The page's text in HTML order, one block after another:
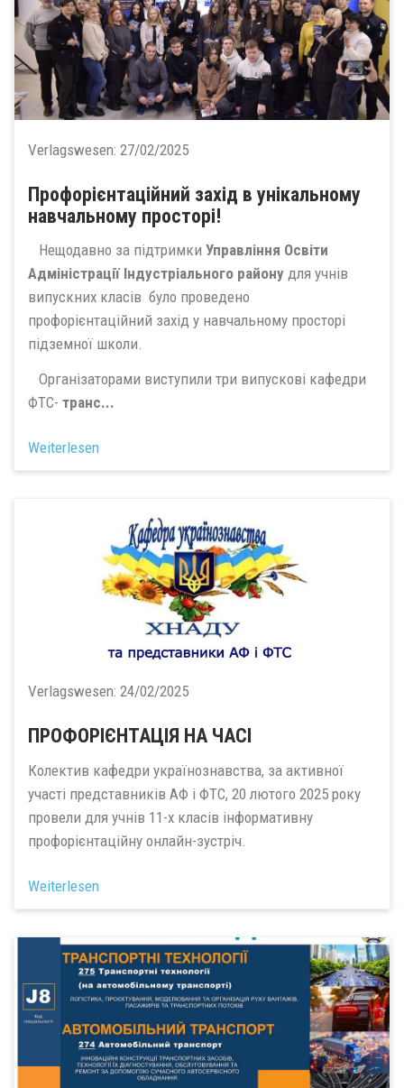
Verlagswesen: 27/02/2025
Профорієнтаційний захід в унікальному
навчальному просторі!
Нещодавно за підтримки Управління Освіти
Адміністрації Індустріального району для учнів
випускних класів було проведено
профорієнтаційний захід у навчальному просторі
підземної школи.
Організаторами виступили три випускові кафедри
ФТС- транс...
Weiterlesen
Verlagswesen: 24/02/2025
ПРОФОРІЄНТАЦІЯ НА ЧАСІ
Колектив кафедри українознавства, за активної
участі представників АФ і ФТС, 20 лютого 2025 року
провели для учнів 11-х класів інформативну
профорієнтаційну онлайн-зустріч.
Weiterlesen